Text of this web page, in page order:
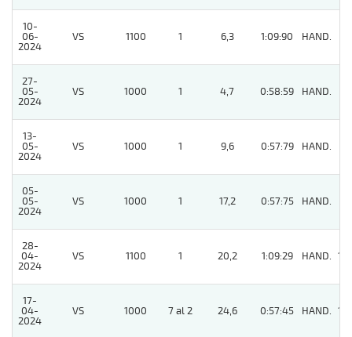
10-
06-
2024
VS 1100 1 6,3 1:09:90 HAND.
27-
05-
2024
VS 1000 1 4,7 0:58:59 HAND.
13-
05-
2024
VS 1000 1 9,6 0:57:79 HAND.
05-
05-
2024
VS 1000 1 17,2 0:57:75 HAND.
28-
04-
2024
VS 1100 1 20,2 1:09:29 HAND. 10
17-
04-
2024
VS 1000 7 al 2 24,6 0:57:45 HAND. 10